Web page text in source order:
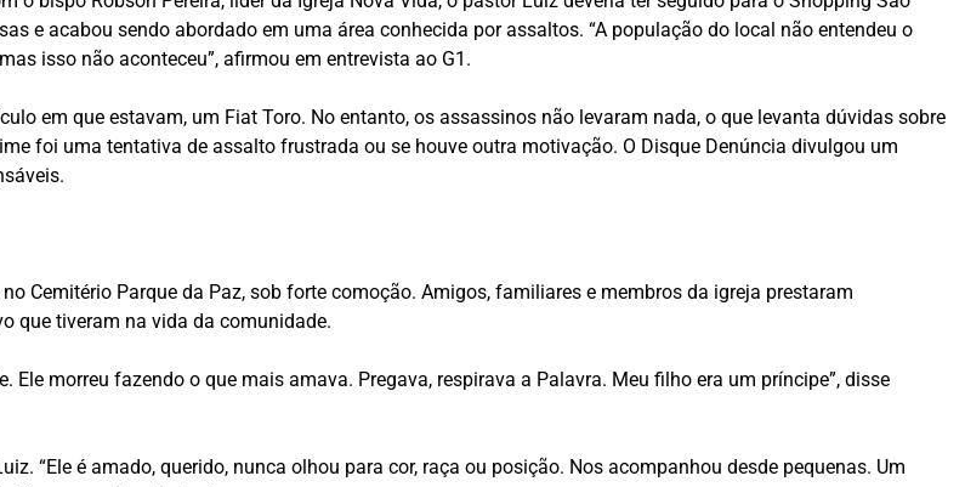
e acabou sendo abordado em uma área conhecida por assaltos. “A população do local não entendeu o
isso não aconteceu”, afirmou em entrevista ao G1.
em que estavam, um Fiat Toro. No entanto, os assassinos não levaram nada, o que levanta dúvidas sobre
foi uma tentativa de assalto frustrada ou se houve outra motivação. O Disque Denúncia divulgou um
Cemitério Parque da Paz, sob forte comoção. Amigos, familiares e membros da igreja prestaram
que tiveram na vida da comunidade.
morreu fazendo o que mais amava. Pregava, respirava a Palavra. Meu filho era um príncipe”, disse
“Ele é amado, querido, nunca olhou para cor, raça ou posição. Nos acompanhou desde pequenas. Um